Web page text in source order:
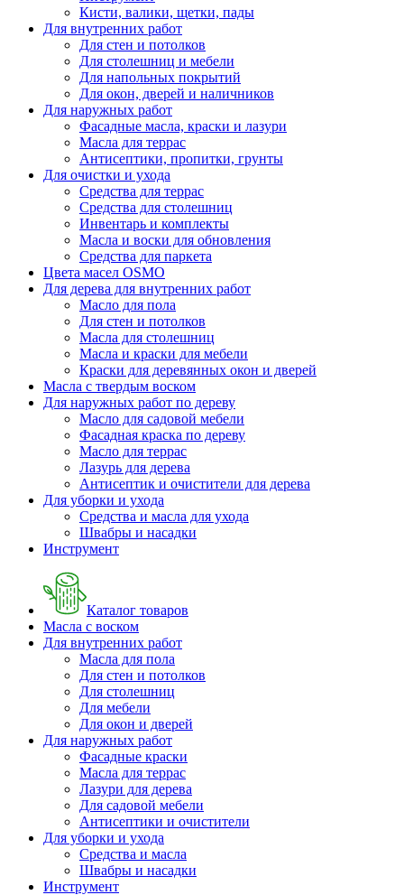
Кисти, валики, щетки, пады
Для внутренних работ
Для стен и потолков
Для столешниц и мебели
Для напольных покрытий
Для окон, дверей и наличников
Для наружных работ
Фасадные масла, краски и лазури
Масла для террас
Антисептики, пропитки, грунты
Для очистки и ухода
Средства для террас
Средства для столешниц
Инвентарь и комплекты
Масла и воски для обновления
Средства для паркета
Цвета масел OSMO
Для дерева для внутренних работ
Масло для пола
Для стен и потолков
Масла для столешниц
Масла и краски для мебели
Краски для деревянных окон и дверей
Масла с твердым воском
Для наружных работ по дереву
Масло для садовой мебели
Фасадная краска по дереву
Масло для террас
Лазурь для дерева
Антисептик и очистители для дерева
Для уборки и ухода
Средства и масла для ухода
Швабры и наcадки
Инструмент
Каталог товаров
Масла с воском
Для внутренних работ
Масла для пола
Для стен и потолков
Для столешниц
Для мебели
Для окон и дверей
Для наружных работ
Фасадные краски
Масла для террас
Лазури для дерева
Для садовой мебели
Антисептики и очистители
Для уборки и ухода
Средства и масла
Швабры и наcадки
Инструмент